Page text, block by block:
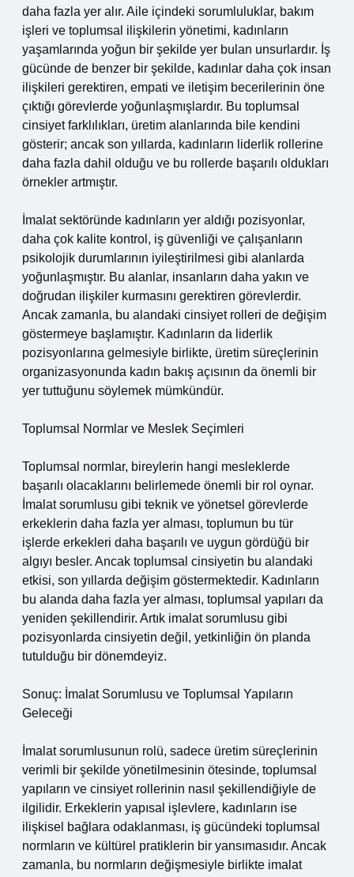
daha fazla yer alır. Aile içindeki sorumluluklar, bakım
işleri ve toplumsal ilişkilerin yönetimi, kadınların
yaşamlarında yoğun bir şekilde yer bulan unsurlardır. İş
gücünde de benzer bir şekilde, kadınlar daha çok insan
ilişkileri gerektiren, empati ve iletişim becerilerinin öne
çıktığı görevlerde yoğunlaşmışlardır. Bu toplumsal
cinsiyet farklılıkları, üretim alanlarında bile kendini
gösterir; ancak son yıllarda, kadınların liderlik rollerine
daha fazla dahil olduğu ve bu rollerde başarılı oldukları
örnekler artmıştır.
İmalat sektöründe kadınların yer aldığı pozisyonlar,
daha çok kalite kontrol, iş güvenliği ve çalışanların
psikolojik durumlarının iyileştirilmesi gibi alanlarda
yoğunlaşmıştır. Bu alanlar, insanların daha yakın ve
doğrudan ilişkiler kurmasını gerektiren görevlerdir.
Ancak zamanla, bu alandaki cinsiyet rolleri de değişim
göstermeye başlamıştır. Kadınların da liderlik
pozisyonlarına gelmesiyle birlikte, üretim süreçlerinin
organizasyonunda kadın bakış açısının da önemli bir
yer tuttuğunu söylemek mümkündür.
Toplumsal Normlar ve Meslek Seçimleri
Toplumsal normlar, bireylerin hangi mesleklerde
başarılı olacaklarını belirlemede önemli bir rol oynar.
İmalat sorumlusu gibi teknik ve yönetsel görevlerde
erkeklerin daha fazla yer alması, toplumun bu tür
işlerde erkekleri daha başarılı ve uygun gördüğü bir
algıyı besler. Ancak toplumsal cinsiyetin bu alandaki
etkisi, son yıllarda değişim göstermektedir. Kadınların
bu alanda daha fazla yer alması, toplumsal yapıları da
yeniden şekillendirir. Artık imalat sorumlusu gibi
pozisyonlarda cinsiyetin değil, yetkinliğin ön planda
tutulduğu bir dönemdeyiz.
Sonuç: İmalat Sorumlusu ve Toplumsal Yapıların
Geleceği
İmalat sorumlusunun rolü, sadece üretim süreçlerinin
verimli bir şekilde yönetilmesinin ötesinde, toplumsal
yapıların ve cinsiyet rollerinin nasıl şekillendiğiyle de
ilgilidir. Erkeklerin yapısal işlevlere, kadınların ise
ilişkisel bağlara odaklanması, iş gücündeki toplumsal
normların ve kültürel pratiklerin bir yansımasıdır. Ancak
zamanla, bu normların değişmesiyle birlikte imalat